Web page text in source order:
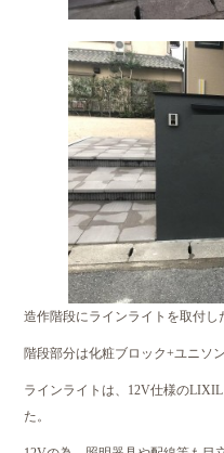
造作階段にラインライトを取付し
階段部分は化粧ブロック+ユニソ
ラインライトは、12V仕様の
た。